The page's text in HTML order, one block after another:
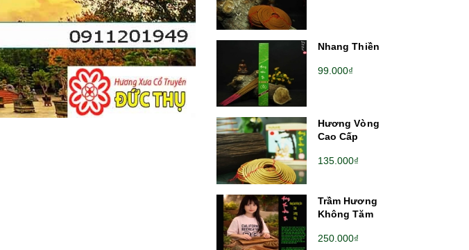
Nhang Thiền
99.000₫
Hương Vòng
Cao Cấp
135.000₫
Trầm Hương
Không Tăm
250.000₫